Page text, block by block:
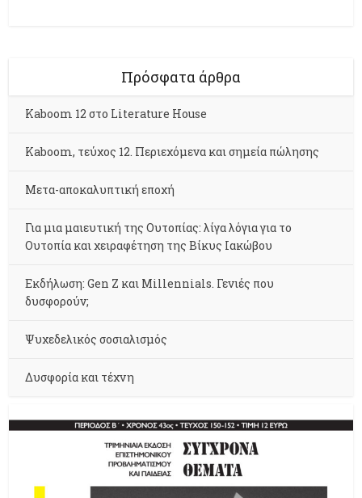
Πρόσφατα άρθρα
Kaboom 12 στο Literature House
Kaboom, τεύχος 12. Περιεχόμενα και σημεία πώλησης
Μετα-αποκαλυπτική εποχή
Για μια μαιευτική της Ουτοπίας: λίγα λόγια για το
Ουτοπία και χειραφέτηση της Βίκυς Ιακώβου
Εκδήλωση: Gen Z και Millennials. Γενιές που
δυσφορούν;
Ψυχεδελικός σοσιαλισμός
Δυσφορία και τέχνη